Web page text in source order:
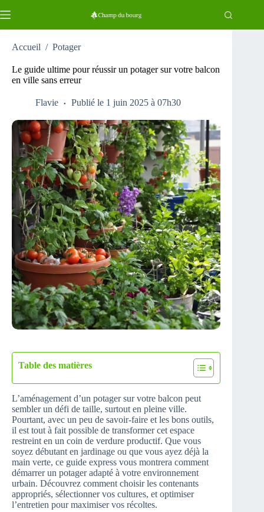
au
Accueil / Potager
Le guide ultime pour réussir un potager sur votre balcon
en ville sans erreur
Flavie Publié le 1 juin 2025 à 07h30
Table des matières
L’aménagement d’un potager sur votre balcon peut
sembler un défi de taille, surtout en pleine ville.
Pourtant, avec un peu de savoir-faire et les bons outils,
il est tout à fait possible de transformer cet espace
restreint en un coin de verdure productif. Que vous
soyez débutant en jardinage ou que vous ayez déjà la
main verte, ce guide express vous montrera comment
démarrer un potager adapté à votre environnement
urbain. Découvrez comment choisir les contenants
appropriés, sélectionner vos cultures, et optimiser
l’entretien pour maximiser vos récoltes.